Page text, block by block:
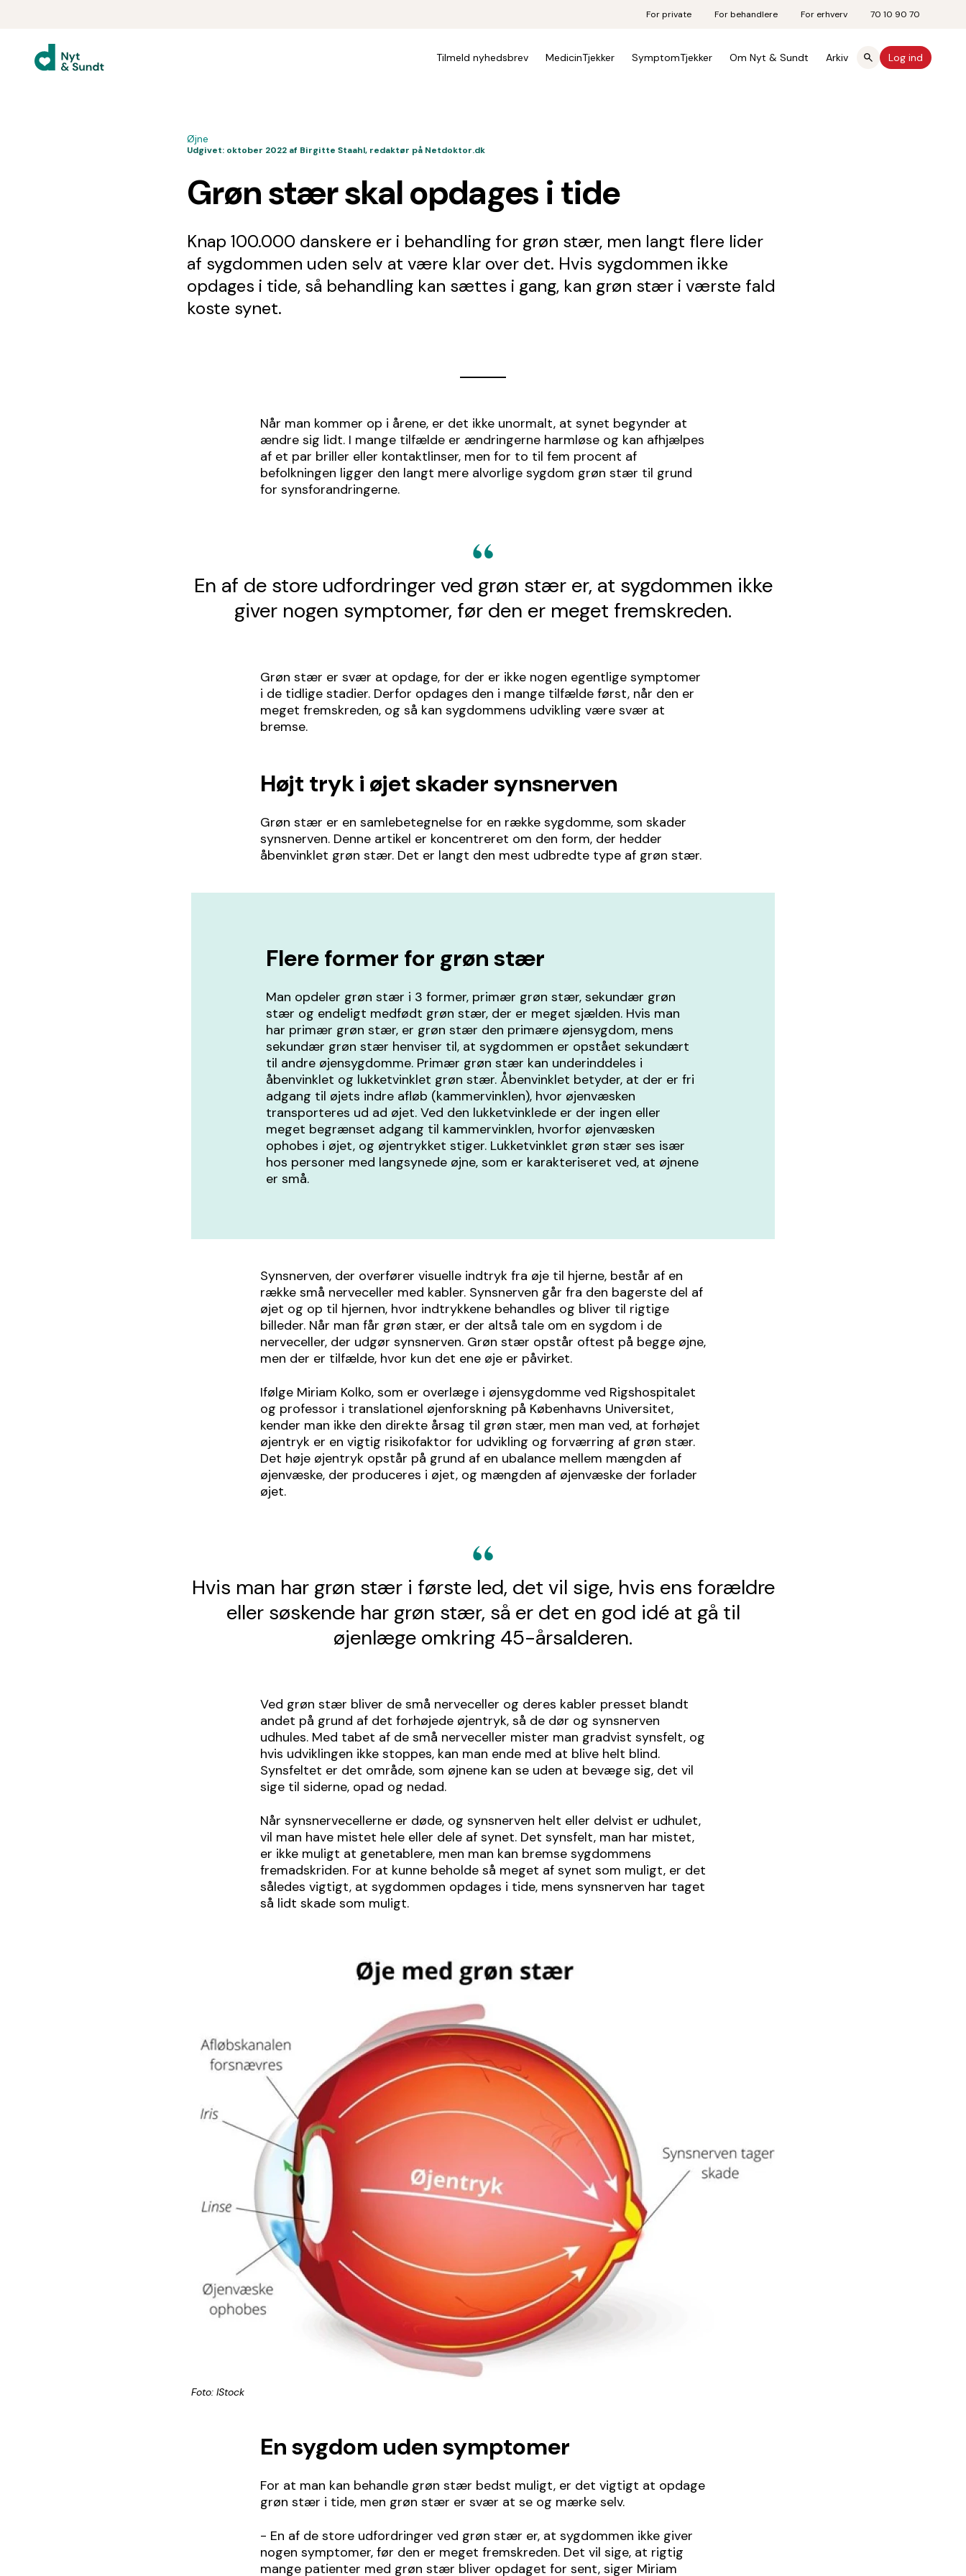
For private For behandlere For erhverv 70 10 90 70
Tilmeld nyhedsbrev MedicinTjekker SymptomTjekker Om Nyt & Sundt Arkiv Log ind
Øjne
Udgivet: oktober 2022af Birgitte Staahl, redaktør på Netdoktor.dk
Grøn stær skal opdages i tide
Knap 100.000 danskere er i behandling for grøn stær, men langt flere lider
af sygdommen uden selv at være klar over det. Hvis sygdommen ikke
opdages i tide, så behandling kan sættes i gang, kan grøn stær i værste fald
koste synet.
Når man kommer op i årene, er det ikke unormalt, at synet begynder at
ændre sig lidt. I mange tilfælde er ændringerne harmløse og kan afhjælpes
af et par briller eller kontaktlinser, men for to til fem procent af
befolkningen ligger den langt mere alvorlige sygdom grøn stær til grund
for synsforandringerne.
En af de store udfordringer ved grøn stær er, at sygdommen ikke
giver nogen symptomer, før den er meget fremskreden.
Grøn stær er svær at opdage, for der er ikke nogen egentlige symptomer
i de tidlige stadier. Derfor opdages den i mange tilfælde først, når den er
meget fremskreden, og så kan sygdommens udvikling være svær at
bremse.
Højt tryk i øjet skader synsnerven
Grøn stær er en samlebetegnelse for en række sygdomme, som skader
synsnerven. Denne artikel er koncentreret om den form, der hedder
åbenvinklet grøn stær. Det er langt den mest udbredte type af grøn stær.
Flere former for grøn stær
Man opdeler grøn stær i 3 former, primær grøn stær, sekundær grøn
stær og endeligt medfødt grøn stær, der er meget sjælden. Hvis man
har primær grøn stær, er grøn stær den primære øjensygdom, mens
sekundær grøn stær henviser til, at sygdommen er opstået sekundært
til andre øjensygdomme. Primær grøn stær kan underinddeles i
åbenvinklet og lukketvinklet grøn stær. Åbenvinklet betyder, at der er fri
adgang til øjets indre afløb (kammervinklen), hvor øjenvæsken
transporteres ud ad øjet. Ved den lukketvinklede er der ingen eller
meget begrænset adgang til kammervinklen, hvorfor øjenvæsken
ophobes i øjet, og øjentrykket stiger. Lukketvinklet grøn stær ses især
hos personer med langsynede øjne, som er karakteriseret ved, at øjnene
er små.
Synsnerven, der overfører visuelle indtryk fra øje til hjerne, består af en
række små nerveceller med kabler. Synsnerven går fra den bagerste del af
øjet og op til hjernen, hvor indtrykkene behandles og bliver til rigtige
billeder. Når man får grøn stær, er der altså tale om en sygdom i de
nerveceller, der udgør synsnerven. Grøn stær opstår oftest på begge øjne,
men der er tilfælde, hvor kun det ene øje er påvirket.
Ifølge Miriam Kolko, som er overlæge i øjensygdomme ved Rigshospitalet
og professor i translationel øjenforskning på Københavns Universitet,
kender man ikke den direkte årsag til grøn stær, men man ved, at forhøjet
øjentryk er en vigtig risikofaktor for udvikling og forværring af grøn stær.
Det høje øjentryk opstår på grund af en ubalance mellem mængden af
øjenvæske, der produceres i øjet, og mængden af øjenvæske der forlader
øjet.
Hvis man har grøn stær i første led, det vil sige, hvis ens forældre
eller søskende har grøn stær, så er det en god idé at gå til
øjenlæge omkring 45-årsalderen.
Ved grøn stær bliver de små nerveceller og deres kabler presset blandt
andet på grund af det forhøjede øjentryk, så de dør og synsnerven
udhules. Med tabet af de små nerveceller mister man gradvist synsfelt, og
hvis udviklingen ikke stoppes, kan man ende med at blive helt blind.
Synsfeltet er det område, som øjnene kan se uden at bevæge sig, det vil
sige til siderne, opad og nedad.
Når synsnervecellerne er døde, og synsnerven helt eller delvist er udhulet,
vil man have mistet hele eller dele af synet. Det synsfelt, man har mistet,
er ikke muligt at genetablere, men man kan bremse sygdommens
fremadskriden. For at kunne beholde så meget af synet som muligt, er det
således vigtigt, at sygdommen opdages i tide, mens synsnerven har taget
så lidt skade som muligt.
Foto: IStock
En sygdom uden symptomer
For at man kan behandle grøn stær bedst muligt, er det vigtigt at opdage
grøn stær i tide, men grøn stær er svær at se og mærke selv.
- En af de store udfordringer ved grøn stær er, at sygdommen ikke giver
nogen symptomer, før den er meget fremskreden. Det vil sige, at rigtig
mange patienter med grøn stær bliver opdaget for sent, siger Miriam